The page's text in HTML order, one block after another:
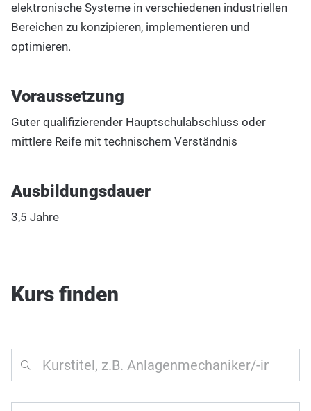
elektronische Systeme in verschiedenen industriellen
Bereichen zu konzipieren, implementieren und
optimieren.
Voraussetzung
Guter qualifizierender Hauptschulabschluss oder
mittlere Reife mit technischem Verständnis
Ausbildungsdauer
3,5 Jahre
Kurs finden